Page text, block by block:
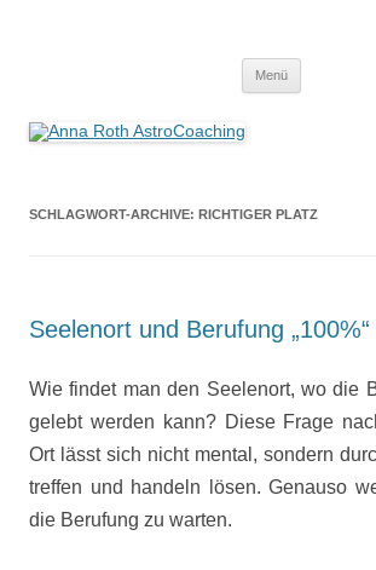
Menü
SCHLAGWORT-ARCHIVE: RICHTIGER PLATZ
Seelenort und Berufung
Wie findet man den Seelenort, wo die
gelebt werden kann? Diese Frage
Ort lässt sich nicht mental, sondern
treffen und handeln lösen. Genauso
die Berufung zu warten.